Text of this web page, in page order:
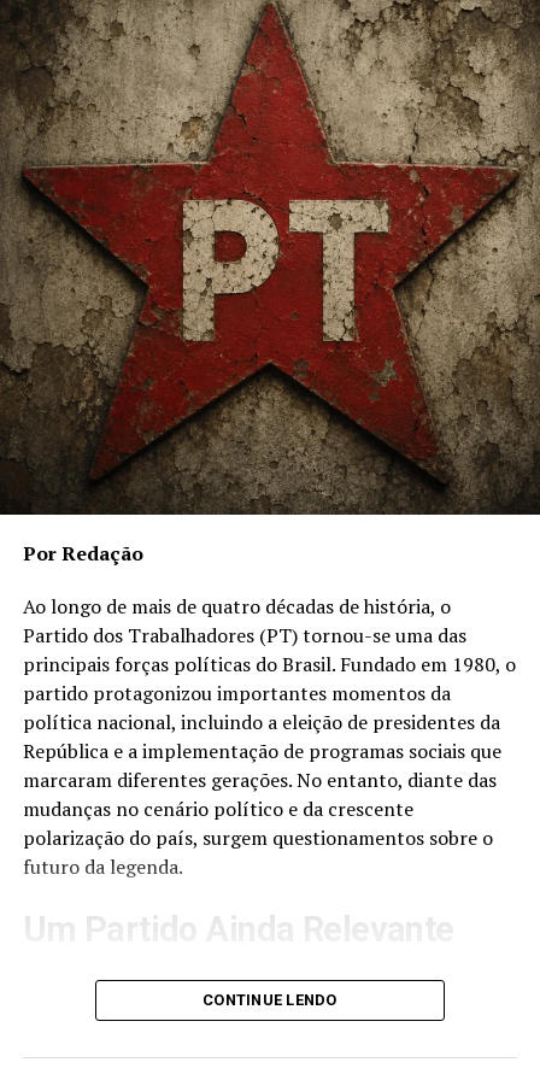
conversas e principalmente, agilidade em produzir
áudio, vídeo e depois o texto do mesmo conteúdo.
David Arty publica seus conteúdos no YouTube, Spotify
e nas principais plataformas de podcasts. Utiliza o
Instagram, LinkedIn e grupos do Telegram para
apresentar cada episódio ao seu público, que são jovens
estudantes, profissionais e entusiastas pelo tema,
inseridos ou que desejam entrar no mercado de design e
tecnologia.
Site:www.chiefofdesign.com.br
Instagram: @chiefofdesign.br
Tiktok: chiefofdesign
YouTube:https://www.youtube.com/ChiefofDesign /
https://www.youtube.com/SemiosePodcast
Spotify:
Apple Podcast:
https://podcasts.apple.com/br/podcast/pitacos-do-
chief-podcast-de-design-david-arty/id1512828424
Estúdio Podcast no Bar
Site:www.podcastnobar.com.br
Instagram: @estudiopodcastnobar
TÓPICOS RELACIONADOS CHIEF OF DESIGN DESTAQUE
Dr. Luiz Cruz explica procedimento de aumento de
mamas com recuperação em até 24 horas
NÃO PERCA
Por Redação
Ao longo de mais de quatro décadas de história, o
Partido dos Trabalhadores (PT) tornou-se uma das
principais forças políticas do Brasil. Fundado em 1980, o
partido protagonizou importantes momentos da
política nacional, incluindo a eleição de presidentes da
República e a implementação de programas sociais que
marcaram diferentes gerações. No entanto, diante das
mudanças no cenário político e da crescente
polarização do país, surgem questionamentos sobre o
futuro da legenda.
Um Partido Ainda Relevante
Apesar das críticas e desafios enfrentados nos últimos
anos, o PT continua sendo uma das maiores
presença nacional, possui representantes no Congresso
CONTINUE LENDO